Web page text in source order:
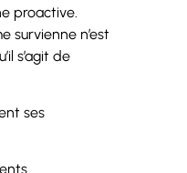
proactive.
survienne n’est
s’agit de
ses